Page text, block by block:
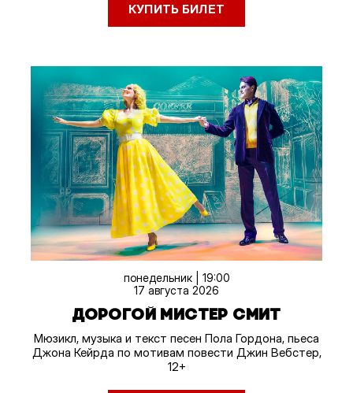
КУПИТЬ БИЛЕТ
понедельник | 19:00
17 августа 2026
ДОРОГОЙ МИСТЕР СМИТ
Мюзикл, музыка и текст песен Пола Гордона, пьеса
Джона Кейрда по мотивам повести Джин Вебстер,
12+